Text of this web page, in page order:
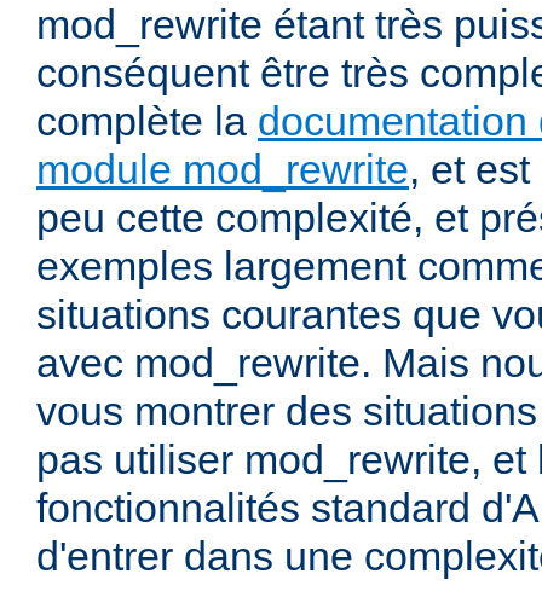
mod_rewrite étant très
conséquent être très
complète la documentation
module mod_rewrite, et
peu cette complexité, et
exemples largement
situations courantes que
avec mod_rewrite. Mais
vous montrer des
pas utiliser mod_rewrite,
fonctionnalités standard
d'entrer dans une